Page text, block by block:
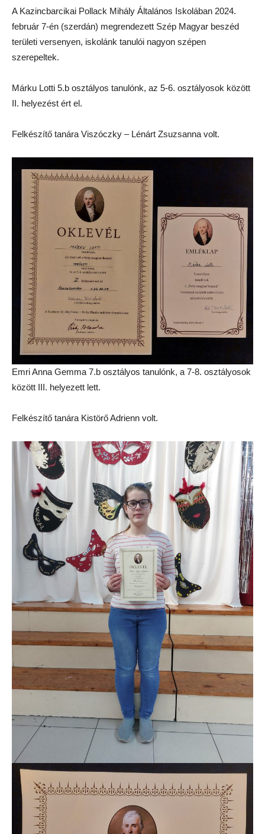
A Kazincbarcikai Pollack Mihály Általános Iskolában 2024.
február 7-én (szerdán) megrendezett Szép Magyar beszéd
területi versenyen, iskolánk tanulói nagyon szépen
szerepeltek.
Márku Lotti 5.b osztályos tanulónk, az 5-6. osztályosok között
II. helyezést ért el.
Felkészítő tanára Viszóczky – Lénárt Zsuzsanna volt.
Emri Anna Gemma 7.b osztályos tanulónk, a 7-8. osztályosok
között III. helyezett lett.
Felkészítő tanára Kistörő Adrienn volt.